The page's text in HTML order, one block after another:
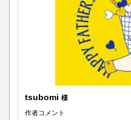
tsubomi 様
作者コメント